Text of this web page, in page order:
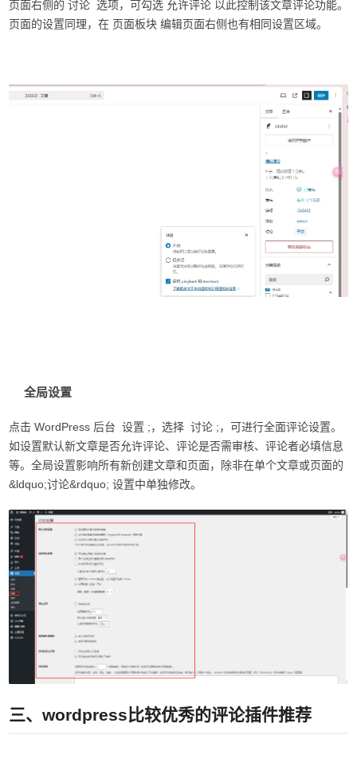
页面右侧的 讨论 选项，可勾选 允许评论 以此控制该文章评论功能。
页面的设置同理，在 页面板块 编辑页面右侧也有相同设置区域。
全局设置
点击 WordPress 后台 设置 ; ，选择 讨论 ; ，可进行全面评论设置。
如设置默认新文章是否允许评论、评论是否需审核、评论者必填信息
等。全局设置影响所有新创建文章和页面，除非在单个文章或页面的
&ldquo;讨论&rdquo; 设置中单独修改。
三、 wordpress 比较优秀的评论插件推荐